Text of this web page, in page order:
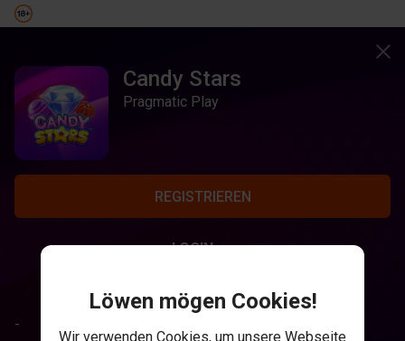
Candy Stars
Pragmatic Play
REGISTRIEREN
LOGIN
-
Löwen mögen Cookies!
Wir verwenden Cookies, um unsere Webseite